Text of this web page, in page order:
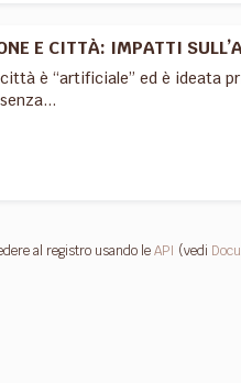
E CITTÀ: IMPATTI
è “artificiale” ed è ideata
al registro usando leAPI (vedi